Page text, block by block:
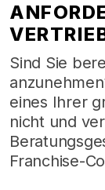
Sind Sie
eines Ihrer
nicht und
Franchise-